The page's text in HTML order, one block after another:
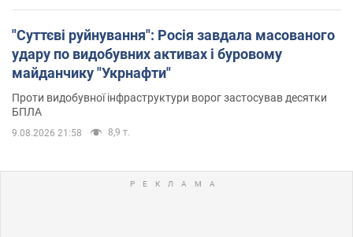
"Суттєві руйнування": Росія завдала масованого
удару по видобувних активах і буровому
майданчику "Укрнафти"
Проти видобувної інфраструктури ворог застосував десятки
БПЛА
9.08.2026 21:58 8,9 т.